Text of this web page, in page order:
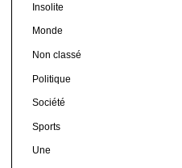
Insolite
Monde
Non classé
Politique
Société
Sports
Une